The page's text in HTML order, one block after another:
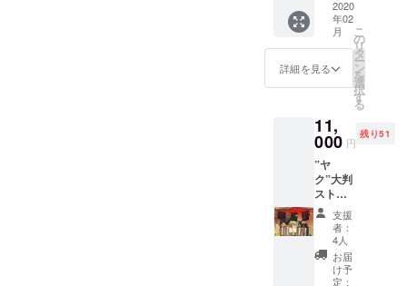
チケッ
トをお
送りし
ます。
でお送
りしま
す。
ルな色
です。
その時
期のヤ
クの毛
いが濃
くなっ
たり薄
くなる
場合が
ござい
ます。
あらか
じめご
了承く
ださ
ズ 幅
90cm×
長さ
180cm
※手織り
生産の
ため、
誤差は
ご了承
くださ
い。 ホ
ワイト
は、染
めや漂
白がな
いナ
チュラ
ルな
色、ピ
2020
年02
月
詳細を見る
こ
の
リ
タ
ー
ン
を
選
択
す
る
11,
000 円
残り51
”ヤ
ク”大判
ストー
ル
【色柄
お任
せ！は
届いて
からの
支援
者：
4人
お届
け予
定：